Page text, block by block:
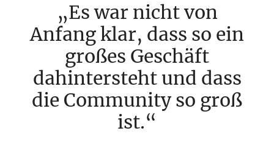
Es war nicht von
Anfang klar, dass so ein
großes Geschäft
dahintersteht und dass
die Community so groß
ist.